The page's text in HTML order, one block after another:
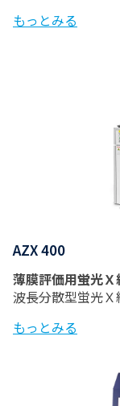
もっとみる
AZX 400
薄膜評価用蛍光
波長分散型蛍光Ｘ
もっとみる